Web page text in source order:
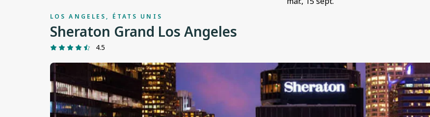
LOS ANGELES, ÉTATS UNIS
Sheraton Grand Los Angeles
4.5